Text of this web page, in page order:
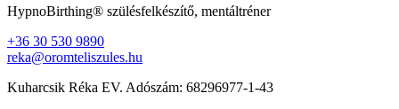
HypnoBirthing® szülésfelkészítő, mentáltréner
+36 30 530 9890
reka@oromteliszules.hu
Kuharcsik Réka EV. Adószám: 68296977-1-43